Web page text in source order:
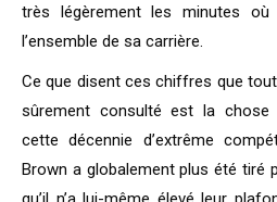
très légèrement les minutes
l’ensemble de sa carrière.
Ce que disent ces chiffres que
sûrement consulté est la chose
cette décennie d’extrême
Brown a globalement plus été tiré